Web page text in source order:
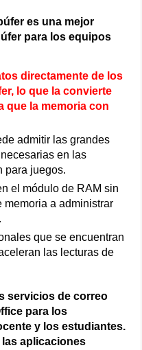
es una mejor
para los equipos
directamente de los
lo que la convierte
que la memoria con
admitir las grandes
en las
para juegos.
el módulo de RAM sin
memoria a administrar
que se encuentran
las lecturas de
servicios de correo
para los
y los estudiantes.
las aplicaciones